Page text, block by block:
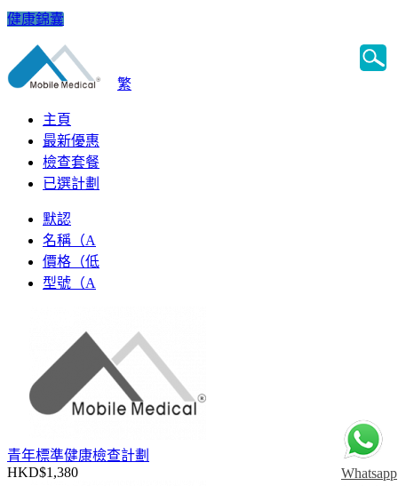
健康錦囊
Whatsapp
繁
主頁
最新優惠
檢查套餐
已選計劃
默認
名稱（A
價格（低
型號（A
青年標準健康檢查計劃
HKD$1,380